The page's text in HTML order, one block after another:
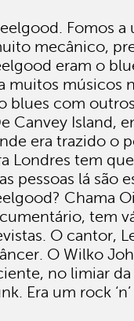
Fomos a
mecânico,
eram o
muitos músicos
blues com
Canvey Island,
era trazido o
Londres tem
pessoas lá são
Chama
tem
O cantor,
O Wilko
no limiar
Era um rock